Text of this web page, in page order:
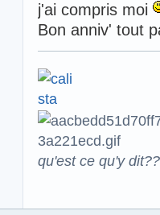
j'ai compris moi
Bon anniv' tout
qu'est ce qu'y